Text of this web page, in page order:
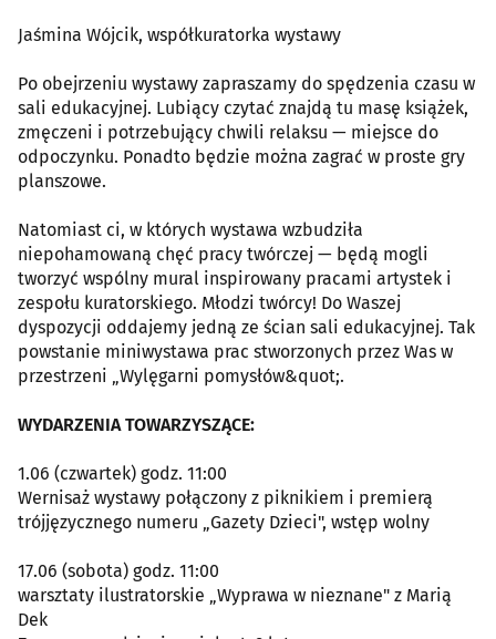
Jaśmina Wójcik, współkuratorka wystawy
Po obejrzeniu wystawy zapraszamy do spędzenia czasu w
sali edukacyjnej. Lubiący czytać znajdą tu masę książek,
zmęczeni i potrzebujący chwili relaksu — miejsce do
odpoczynku. Ponadto będzie można zagrać w proste gry
planszowe.
Natomiast ci, w których wystawa wzbudziła
niepohamowaną chęć pracy twórczej — będą mogli
tworzyć wspólny mural inspirowany pracami artystek i
zespołu kuratorskiego. Młodzi twórcy! Do Waszej
dyspozycji oddajemy jedną ze ścian sali edukacyjnej. Tak
powstanie miniwystawa prac stworzonych przez Was w
przestrzeni „Wylęgarni pomysłów&quot;.
WYDARZENIA TOWARZYSZĄCE:
1.06 (czwartek) godz. 11:00
Wernisaż wystawy połączony z piknikiem i premierą
trójjęzycznego numeru „Gazety Dzieci", wstęp wolny
17.06 (sobota) godz. 11:00
warsztaty ilustratorskie „Wyprawa w nieznane" z Marią
Dek